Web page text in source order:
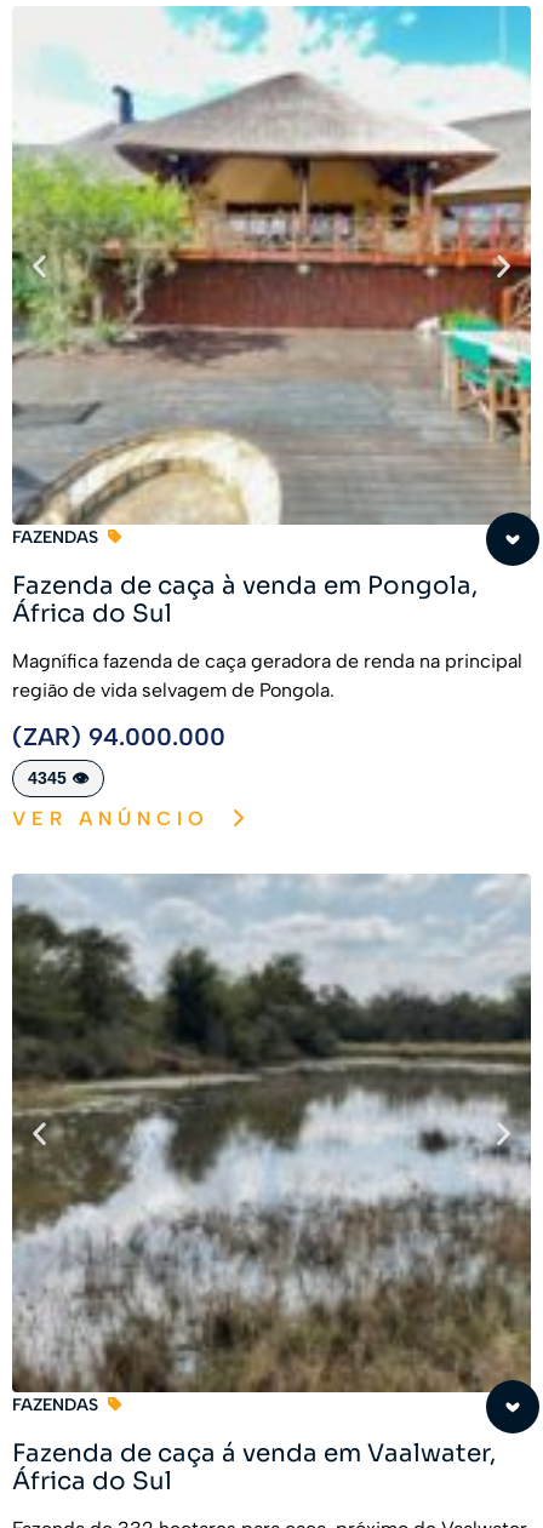
FAZENDAS
Fazenda de caça à venda em Pongola,
África do Sul
Magnífica fazenda de caça geradora de renda na principal
região de vida selvagem de Pongola.
(ZAR) 94.000.000
4345 👁️
VER ANÚNCIO
FAZENDAS
Fazenda de caça á venda em Vaalwater,
África do Sul